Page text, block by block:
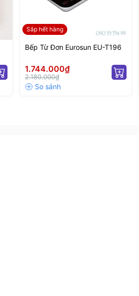
Sắp hết hàng
Bếp Từ Đơn Eurosun EU-T196
1.744.000₫
2.180.000₫